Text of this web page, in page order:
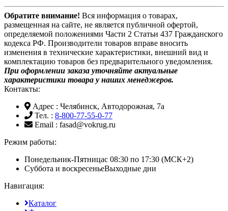
Обратите внимание! Вся информация о товарах,
размещенная на сайте, не является публичной офертой,
определяемой положениями Части 2 Статьи 437 Гражданского
кодекса РФ. Производители товаров вправе вносить
изменения в технические характеристики, внешний вид и
комплектацию товаров без предварительного уведомления.
При оформлении заказа уточняйте актуальные
характеристики товара у наших менеджеров.
Контакты:
Адрес : Челябинск, Автодорожная, 7а
Тел. : 8-800-77-55-0-77
Email : fasad@vokrug.ru
Режим работы:
Понедельник-Пятницас 08:30 по 17:30 (МСК+2)
Суббота и воскресеньеВыходные дни
Навигация:
Каталог